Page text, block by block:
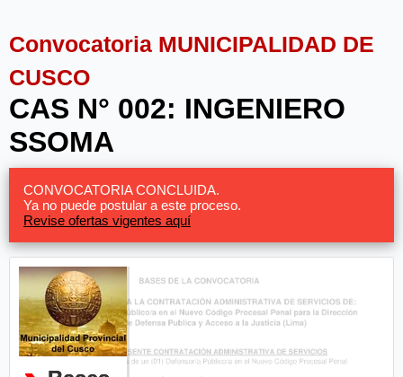
Convocatoria MUNICIPALIDAD DE
CUSCO
CAS N° 002: INGENIERO
SSOMA
CONVOCATORIA CONCLUIDA.
Ya no puede postular a este proceso.
Revise ofertas vigentes aquí